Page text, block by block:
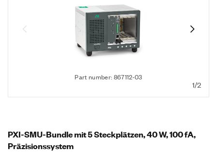
Part number: 867112-03
1/2
PXI-SMU-Bundle mit 5 Steckplätzen, 40 W, 100 fA,
Präzisionssystem